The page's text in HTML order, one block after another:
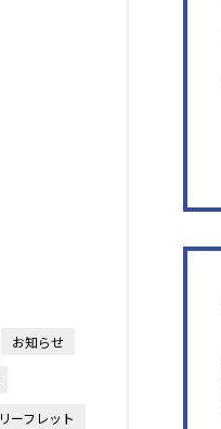
お知らせ
リーフレット